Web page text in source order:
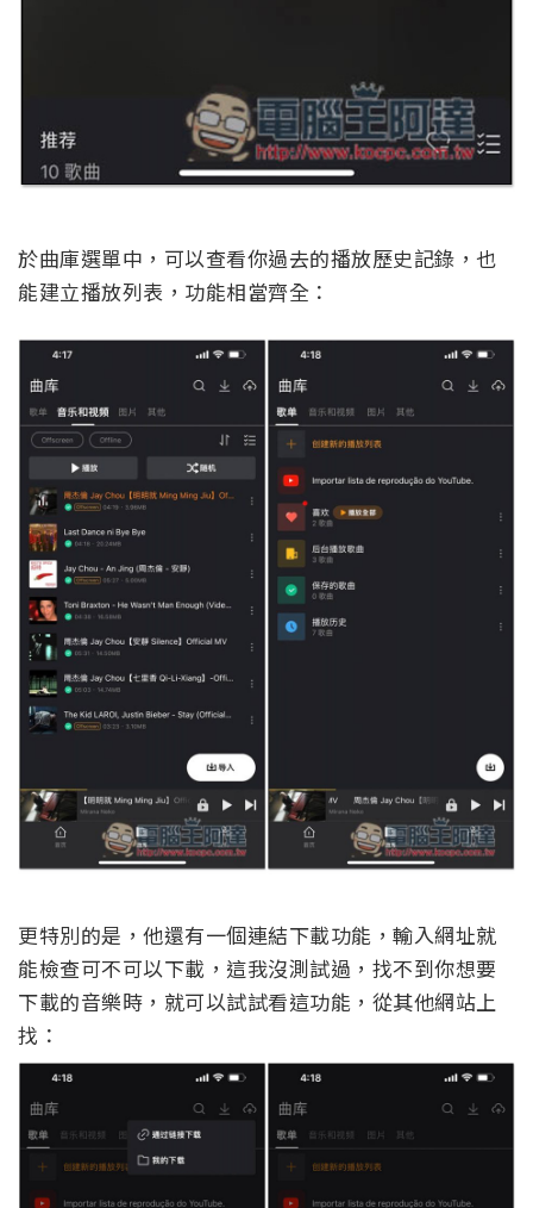
於曲庫選單中，可以查看你過去的播放歷史記錄，也
能建立播放列表，功能相當齊全：
更特別的是，他還有一個連結下載功能，輸入網址就
能檢查可不可以下載，這我沒測試過，找不到你想要
下載的音樂時，就可以試試看這功能，從其他網站上
找：